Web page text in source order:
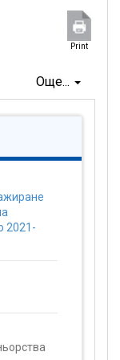
Print
Още...
2021-